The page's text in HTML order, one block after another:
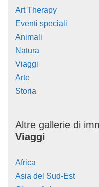
Art Therapy
Eventi speciali
Animali
Natura
Viaggi
Arte
Storia
Altre gallerie di
Viaggi
Africa
Asia del Sud-Est